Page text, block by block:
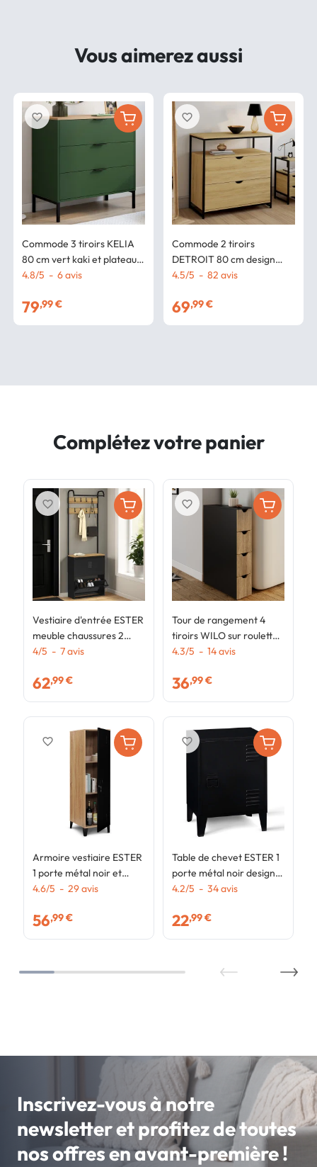
Vous aimerez aussi
Commode 3 tiroirs KELIA
80 cm vert kaki et plateau
bois
4.8/5 - 6avis
79,99 €
favorite_border
Commode 2 tiroirs
DETROIT 80 cm design
industriel avec étagère
4.5/5 - 82 avis
69,99 €
favorite_border
Complétez votre panier
Vestiaire d'entrée ESTER
meuble chaussures 2
portes en métal noir
4/5 - 7avis
62,99 €
favorite_border
Armoire vestiaire ESTER
1 porte métal noir et
contour bois design
4.6/5 - 29avis
56,99 €
favorite_border
Tour de rangement 4
tiroirs WILO sur roulettes
colonne gain de place
4.3/5 - 14avis
36,99 €
favorite_border
Table de chevet ESTER 1
porte métal noir design
industriel
4.2/5 - 34avis
22,99 €
favorite_border
Inscrivez-vous à notre
newsletter et profitez de toutes
nos offres en avant-première !